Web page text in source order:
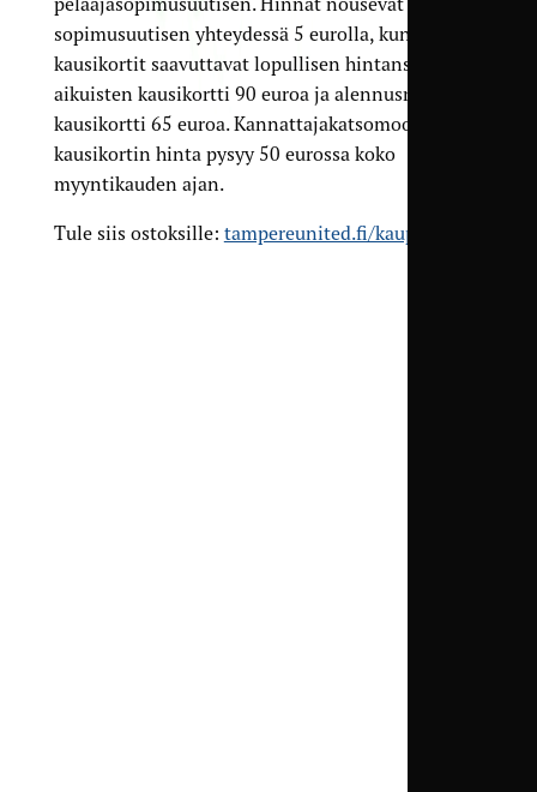
sopimusuutisen yhteydessä 5 eurolla, kunnes
kausikortit saavuttavat lopullisen hintansa, eli
aikuisten kausikortti 90 euroa ja alennusryhmien
kausikortti 65 euroa. Kannattajakatsomoon
kausikortin hinta pysyy 50 eurossa koko
myyntikauden ajan.
Tule siis ostoksille: tampereunited.fi/kauppa